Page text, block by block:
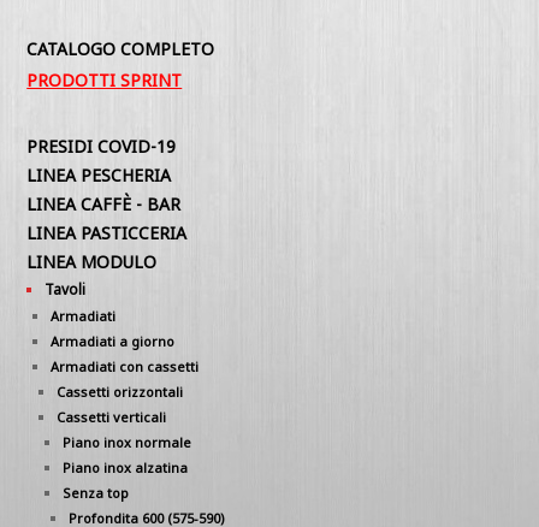
CATALOGO COMPLETO
PRODOTTI SPRINT
PRESIDI COVID-19
LINEA PESCHERIA
LINEA CAFFÈ - BAR
LINEA PASTICCERIA
LINEA MODULO
Tavoli
Armadiati
Armadiati a giorno
Armadiati con cassetti
Cassetti orizzontali
Cassetti verticali
Piano inox normale
Piano inox alzatina
Senza top
Profondita 600 (575-590)